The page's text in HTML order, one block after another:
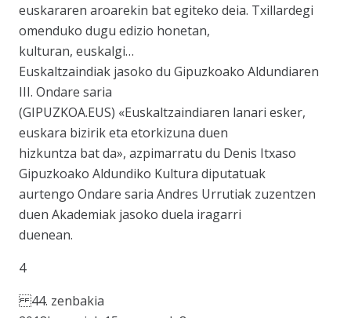
euskararen aroarekin bat egiteko deia. Txillardegi
omenduko dugu edizio honetan,
kulturan, euskalgi…
Euskaltzaindiak jasoko du Gipuzkoako Aldundiaren
III. Ondare saria
(GIPUZKOA.EUS) «Euskaltzaindiaren lanari esker,
euskara bizirik eta etorkizuna duen
hizkuntza bat da», azpimarratu du Denis Itxaso
Gipuzkoako Aldundiko Kultura diputatuak
aurtengo Ondare saria Andres Urrutiak zuzentzen
duen Akademiak jasoko duela iragarri
duenean.
4
44. zenbakia